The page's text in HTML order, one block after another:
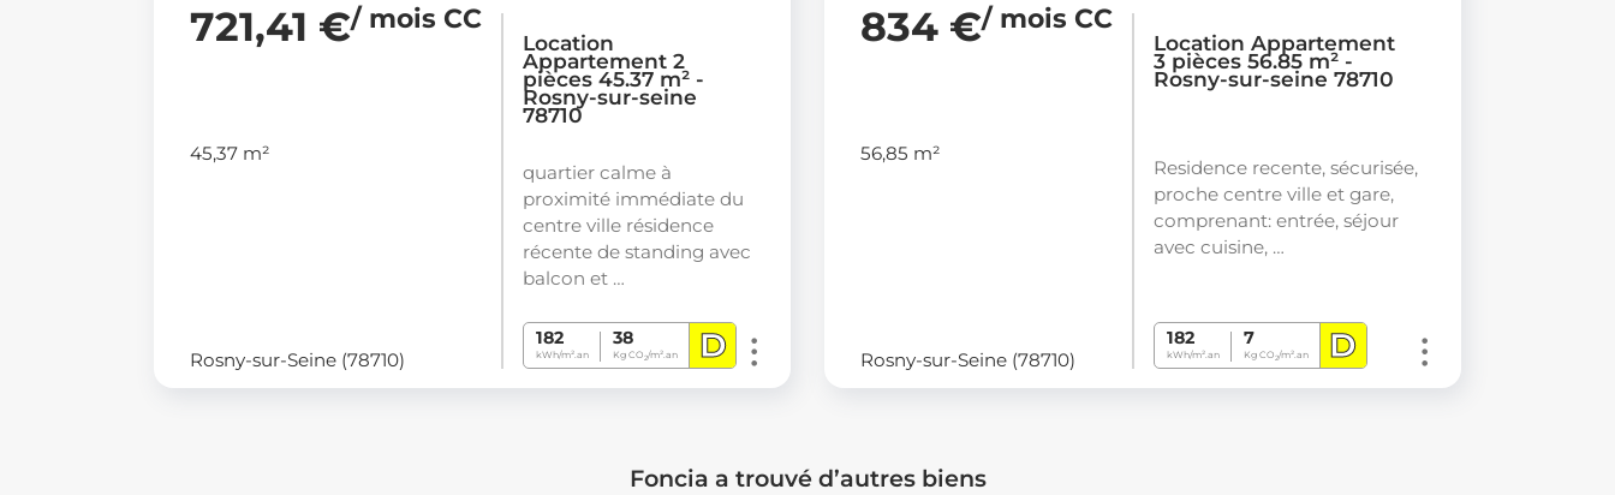
721,41 €/ mois CC
45,37 m²
Rosny-sur-Seine (78710)
Location
Appartement 2
pièces 45.37 m² -
Rosny-sur-seine
78710
quartier calme à
proximité immédiate du
centre ville résidence
récente de standing avec
balcon et …
182
kWh/m².an
38
Kg CO2/m².an D
834 €/ mois CC
56,85 m²
Rosny-sur-Seine (78710)
Location Appartement
3 pièces 56.85 m² -
Rosny-sur-seine 78710
Residence recente, sécurisée,
proche centre ville et gare,
comprenant: entrée, séjour
avec cuisine, …
182
kWh/m².an
7
Kg CO2/m².an D
Foncia a trouvé d’autres biens